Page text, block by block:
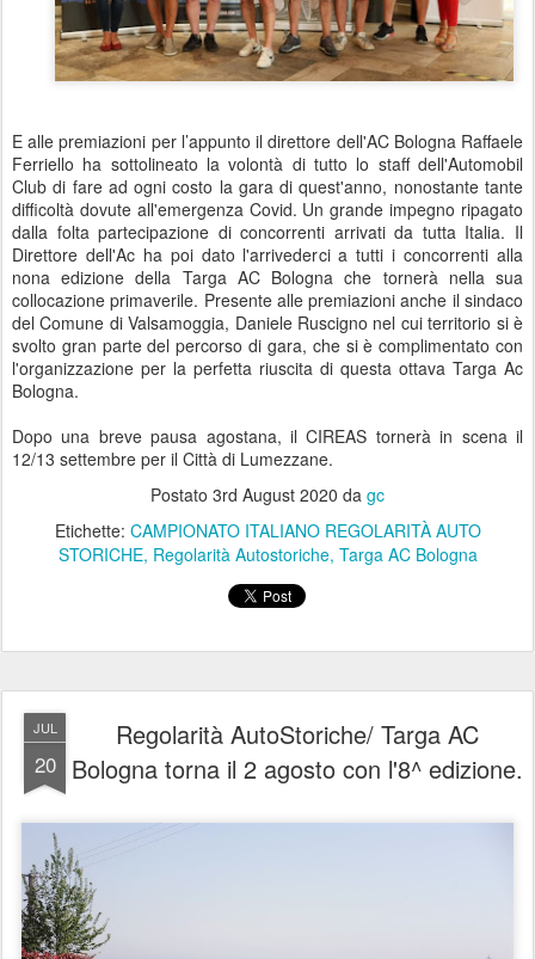
E alle premiazioni per l’appunto il direttore dell'AC Bologna Raffaele
Ferriello ha sottolineato la volontà di tutto lo staff dell'Automobil
Club di fare ad ogni costo la gara di quest'anno, nonostante tante
difficoltà dovute all'emergenza Covid. Un grande impegno ripagato
dalla folta partecipazione di concorrenti arrivati da tutta Italia. Il
Direttore dell'Ac ha poi dato l'arrivederci a tutti i concorrenti alla
nona edizione della Targa AC Bologna che tornerà nella sua
collocazione primaverile. Presente alle premiazioni anche il sindaco
del Comune di Valsamoggia, Daniele Ruscigno nel cui territorio si è
svolto gran parte del percorso di gara, che si è complimentato con
l'organizzazione per la perfetta riuscita di questa ottava Targa Ac
Bologna.
Dopo una breve pausa agostana, il CIREAS tornerà in scena il
12/13 settembre per il Città di Lumezzane.
Postato 3rd August 2020 da gc
Etichette: CAMPIONATO ITALIANO REGOLARITÀ AUTO
STORICHE Regolarità Autostoriche Targa AC Bologna
JUL
20
Regolarità AutoStoriche/ Targa AC
Bologna torna il 2 agosto con l'8^ edizione.